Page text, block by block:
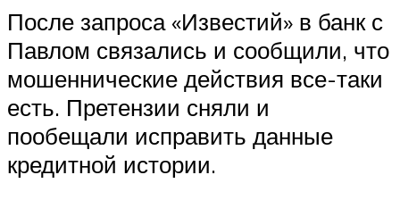
После запроса «Известий» в банк с
Павлом связались и сообщили, что
мошеннические действия все-таки
есть. Претензии сняли и
пообещали исправить данные
кредитной истории.